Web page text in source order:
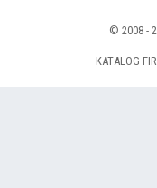
© 2008 -
KATALOG